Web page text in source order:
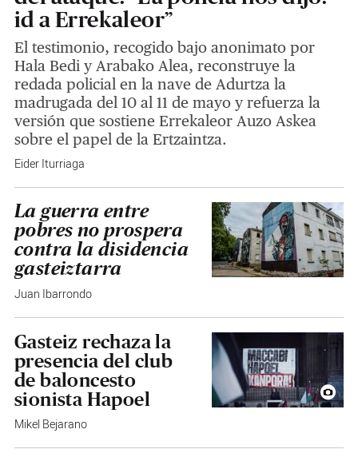
id a Errekaleor”
El testimonio, recogido bajo anonimato por
Hala Bedi y Arabako Alea, reconstruye la
redada policial en la nave de Adurtza la
madrugada del 10 al 11 de mayo y refuerza la
versión que sostiene Errekaleor Auzo Askea
sobre el papel de la Ertzaintza.
Eider Iturriaga
La guerra entre
pobres no prospera
contra la disidencia
gasteiztarra
Juan Ibarrondo
Gasteiz rechaza la
presencia del club
de baloncesto
sionista Hapoel
Mikel Bejarano